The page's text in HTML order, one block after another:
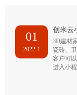
01
2022-1
创米云
3D建材
瓷砖、
客户可
进入小